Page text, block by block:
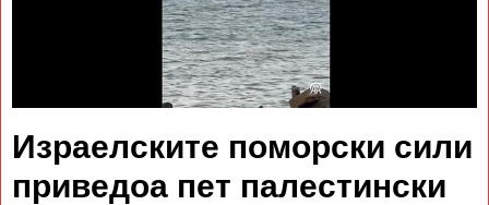
Израелските поморски сили
приведоа пет палестински